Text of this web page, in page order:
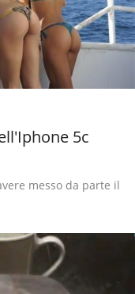
5c
messo da parte il